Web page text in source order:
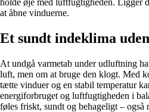
at åbne vinduerne.
Et sundt indeklima
At undgå varmetab under udluftning
luft, men om at bruge den klogt. Med
tætte vinduer og en stabil temperatur
energiforbruget og luftfugtigheden i
føles friskt, sundt og behageligt – også